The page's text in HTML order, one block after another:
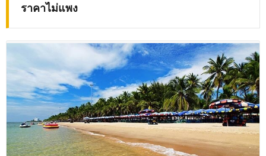
ราคาไม่แพง